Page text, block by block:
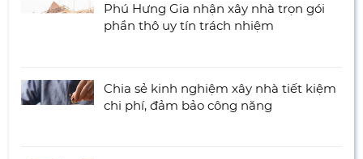
Phú Hưng Gia nhận xây nhà trọn gói
phần thô uy tín trách nhiệm
Chia sẻ kinh nghiệm xây nhà tiết kiệm
chi phí, đảm bảo công năng